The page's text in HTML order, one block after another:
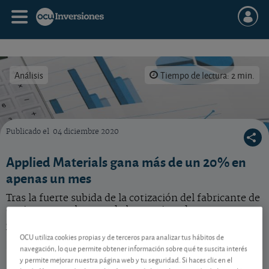
Análisis Tiempo de lectura: 2 min.
Publicado el 04 diciembre 2020
Applied Materials gana más de un 20% en
apenas un mes
Tras la fuerte subida de la cotización del fabricante de
equipos para el sector de los semiconductores
¿estamos a tiempo de comprar o es hora de recoger
beneficios?
Applied Materials 539,14 USD
OCU utiliza cookies propias y de terceros para analizar tus hábitos de
navegación, lo que permite obtener información sobre qué te suscita interés
y permite mejorar nuestra página web y tu seguridad. Si haces clic en el